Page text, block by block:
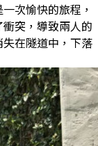
次愉快的旅程，
突，導致兩人的
在隧道中，下落